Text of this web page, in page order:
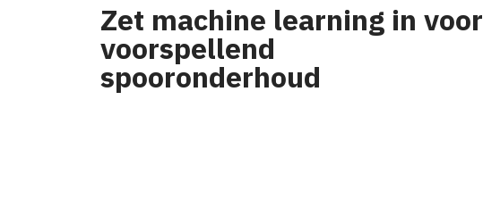
Zet machine learning in voor
voorspellend
spooronderhoud